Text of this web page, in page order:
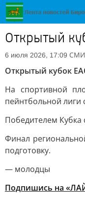
Открытый
6 июля 2026, 17:09 СМИ
Открытый кубок
На спортивной
пейнтбольной лиги
Победителем Кубка
Финал
подготовку.
— молодцы
Подпишись на